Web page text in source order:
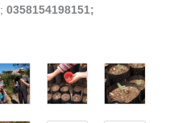
; 0358154198151;